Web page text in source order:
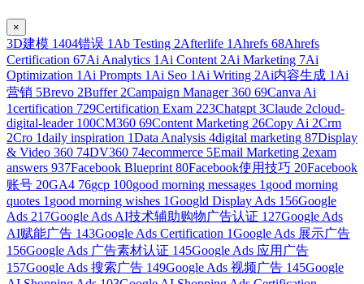
×
3D建模 1404错误 1 Ab Testing 2Afterlife 1 Ahrefs 68Ahrefs
Certification 67Ai Analytics 1 Ai Content 2Ai Marketing 7Ai
Optimization 1 Ai Prompts 1 Ai Seo 1 Ai Writing 2Ai内容生成 1 Ai
营销 5Brevo 2Buffer 2Campaign Manager 360 69Canva Ai
1certification 729Certification Exam 223Chatgpt 3Claude 2cloud-
digital-leader 100CM360 69Content Marketing 26Copy Ai 2Crm
2Cro 1daily inspiration 1Data Analysis 4digital marketing 87Display
& Video 360 74DV360 74ecommerce 5Email Marketing 2exam
answers 937Facebook Blueprint 80Facebook使用技巧 20Facebook
账号 20GA4 76gcp 100good morning messages 1 good morning
quotes 1 good morning wishes 1Googld Display Ads 156Google
Ads 217Google Ads AI技术辅助购物广告认证 127Google Ads
AI赋能广告 143Google Ads Certification 1Google Ads 展示广告
156Google Ads 广告素材认证 145Google Ads 应用广告
157Google Ads 搜索广告 149Google Ads 视频广告 145Google